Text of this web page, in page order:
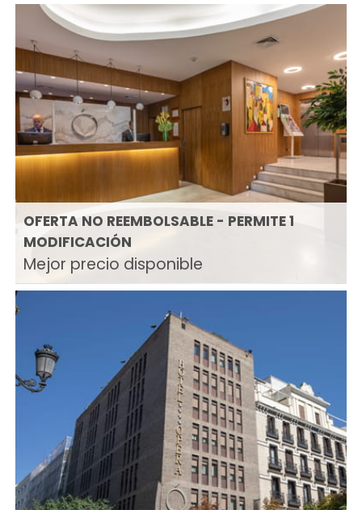
OFERTA NO REEMBOLSABLE - PERMITE 1
MODIFICACIÓN
Mejor precio disponible